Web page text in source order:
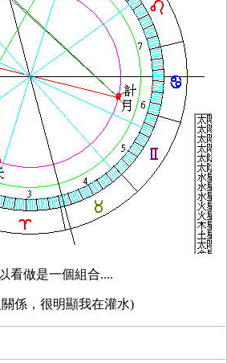
看做是一個組合....
係，很明顯我在灌水)